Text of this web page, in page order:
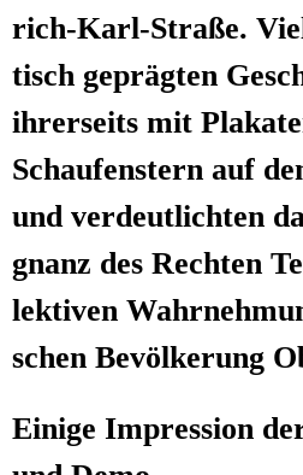
rich-Karl-Stra­ße.
tisch gepräg­ten
ihrer­seits mit
Schau­fens­tern auf
und ver­deut­lich­ten
gnanz des Rech­ten
lek­ti­ven
schen Bevöl­ke­rung
Eini­ge Impres­si­on